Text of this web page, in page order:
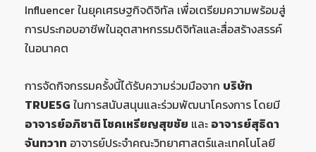
Influencer ในยุคเศรษฐกิจดิจิทัล เพื่อเตรียมความพร้อมสู่
การประกอบอาชีพในอุตสาหกรรมดิจิทัลและสื่อสร้างสรรค์
ในอนาคต
การจัดกิจกรรมครั้งนี้ได้รับความร่วมมือจาก บริษัท
TRUE5G ในการสนับสนุนและร่วมพัฒนาโครงการ โดยมี
อาจารย์อภิชาติ โชคเหรียญสุขชัย และ อาจารย์สุธิดา
จันทวาท อาจารย์ประจำคณะวิทยาศาสตร์และเทคโนโลยี